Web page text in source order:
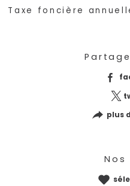
Taxe foncière
plus
Nos